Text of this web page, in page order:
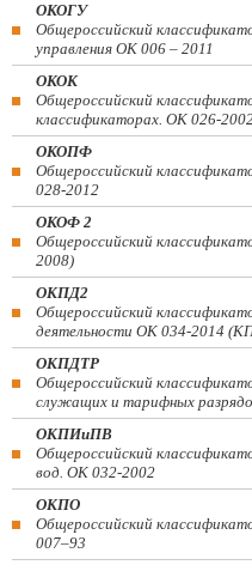
ОКОГУ
Общероссийский
управления ОК 006 – 2011
ОКОК
Общероссийский
классификаторах. ОК 026-
ОКОПФ
Общероссийский
028-2012
ОКОФ 2
Общероссийский
2008)
ОКПД2
Общероссийский
деятельности ОК 034-2014
ОКПДТР
Общероссийский
служащих и тарифных
ОКПИиПВ
Общероссийский
вод. ОК 032-2002
ОКПО
Общероссийский
007–93